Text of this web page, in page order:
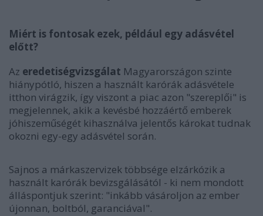
Miért is fontosak ezek, például egy adásvétel
előtt?
Az eredetiségvizsgálat Magyarországon szinte
hiánypótló, hiszen a használt karórák adásvétele
itthon virágzik, így viszont a piac azon "szereplői" is
megjelennek, akik a kevésbé hozzáértő emberek
jóhiszeműségét kihasználva jelentős károkat tudnak
okozni egy-egy adásvétel során.
Sajnos a márkaszervizek többsége elzárkózik a
használt karórák bevizsgálásától - ki nem mondott
álláspontjuk szerint: "inkább vásároljon az ember
újonnan, boltból, garanciával".